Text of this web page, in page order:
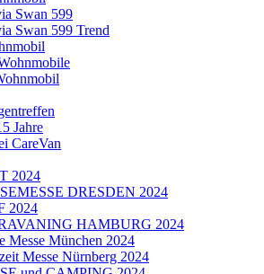
Swan 599
Swan 599 Trend
Jahre
CareVan
2024
DRESDEN 2024
2024
HAMBURG 2024
Messe München 2024
Messe Nürnberg 2024